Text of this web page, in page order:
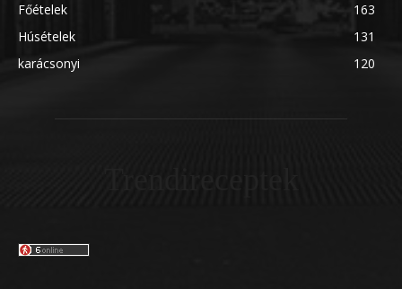
Főételek
163
Húsételek
131
karácsonyi
120